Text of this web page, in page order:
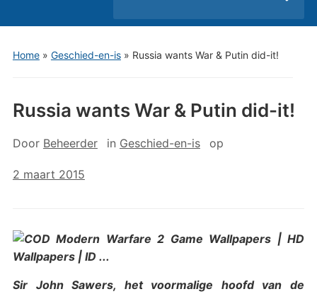
menu
Home» Geschied-en-is» Russia wants War & Putin did-it!
Russia wants War & Putin did-it!
Door Beheerder in Geschied-en-is op
2 maart 2015
Sir John Sawers, het voormalige hoofd van de